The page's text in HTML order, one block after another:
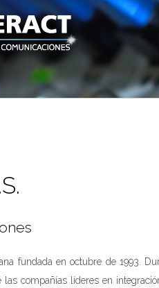
fundada en octubre de 1993.
compañías líderes en